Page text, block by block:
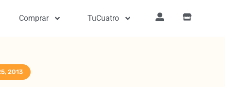
Comprar TuCuatro
2013